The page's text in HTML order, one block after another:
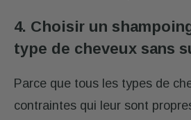
4. Choisir un
type de cheveux sans
Parce que tous les types de
contraintes qui leur sont